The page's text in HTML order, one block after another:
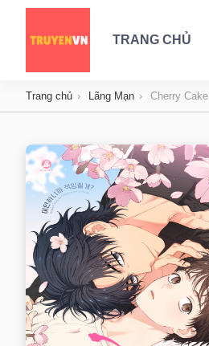
TRANG CHỦ
Trang chủ Lãng Mạn Cherry Cake